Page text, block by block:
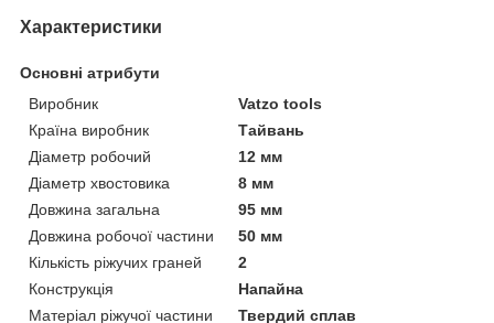
Характеристики
Основні атрибути
Виробник
Vatzo tools
Країна виробник
Тайвань
Діаметр робочий
12 мм
Діаметр хвостовика
8 мм
Довжина загальна
95 мм
Довжина робочої частини
50 мм
Кількість ріжучих граней
2
Конструкція
Напайна
Матеріал ріжучої частини
Твердий сплав